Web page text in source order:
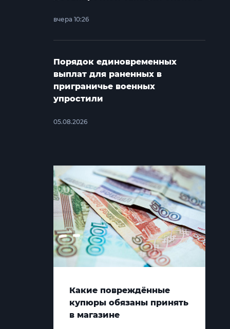
вчера 10:26
Порядок единовременных
выплат для раненных в
приграничье военных
упростили
05.08.2026
Какие повреждённые
купюры обязаны принять
в магазине